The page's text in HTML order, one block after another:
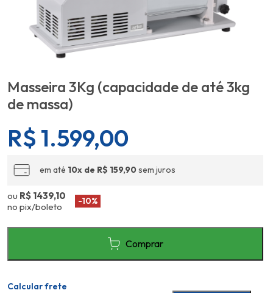
Masseira 3Kg (capacidade de até 3kg
de massa)
R$ 1.599,00
em até 10x de R$ 159,90sem juros
ou R$ 1439,10
no pix/boleto
-10%
Comprar
Calcular frete